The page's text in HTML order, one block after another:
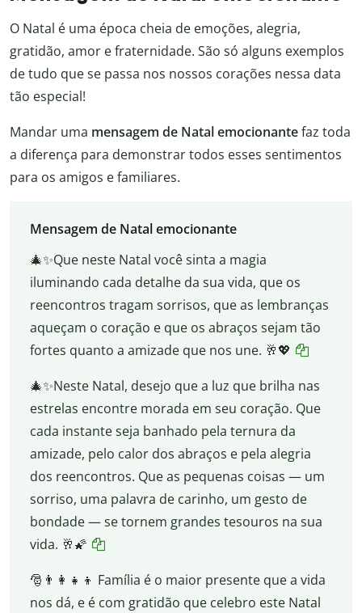
O Natal é uma época cheia de emoções, alegria,
gratidão, amor e fraternidade. São só alguns exemplos
de tudo que se passa nos nossos corações nessa data
tão especial!
Mandar uma mensagem de Natal emocionantefaz toda
a diferença para demonstrar todos esses sentimentos
para os amigos e familiares.
Mensagem de Natal emocionante
🎄✨Que neste Natal você sinta a magia
iluminando cada detalhe da sua vida, que os
reencontros tragam sorrisos, que as lembranças
aqueçam o coração e que os abraços sejam tão
fortes quanto a amizade que nos une. 🥂💖
🎄✨Neste Natal, desejo que a luz que brilha nas
estrelas encontre morada em seu coração. Que
cada instante seja banhado pela ternura da
amizade, pelo calor dos abraços e pela alegria
dos reencontros. Que as pequenas coisas — um
sorriso, uma palavra de carinho, um gesto de
bondade — se tornem grandes tesouros na sua
vida. 🥂🌠
🎅👨‍👩‍👧‍👦 Família é o maior presente que a vida
nos dá, e é com gratidão que celebro este Natal